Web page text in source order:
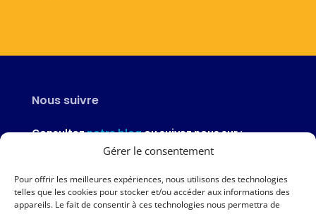
Gérer le consentement
Pour offrir les meilleures expériences, nous utilisons des technologies
telles que les cookies pour stocker et/ou accéder aux informations des
appareils. Le fait de consentir à ces technologies nous permettra de
Nous suivre
Consulteznotre blogou suivez nous sur :